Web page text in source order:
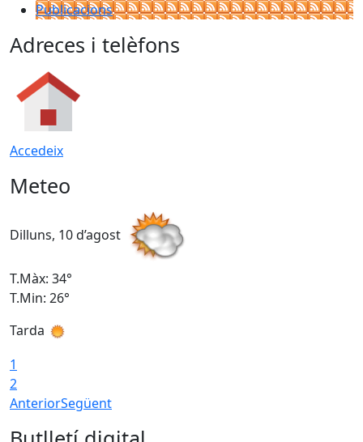
Publicacions
Adreces i telèfons
Accedeix
Meteo
Dilluns, 10 d’agost
T.Màx: 34°
T.Min: 26°
Tarda
1
2
AnteriorSegüent